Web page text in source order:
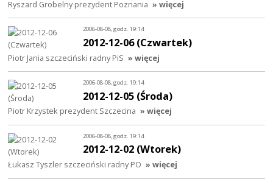
Ryszard Grobelny prezydent Poznania » więcej
2006-08-08, godz. 19:14
2012-12-06 (Czwartek)
Piotr Jania szczeciński radny PiS » więcej
2006-08-08, godz. 19:14
2012-12-05 (Środa)
Piotr Krzystek prezydent Szczecina » więcej
2006-08-08, godz. 19:14
2012-12-02 (Wtorek)
Łukasz Tyszler szczeciński radny PO » więcej